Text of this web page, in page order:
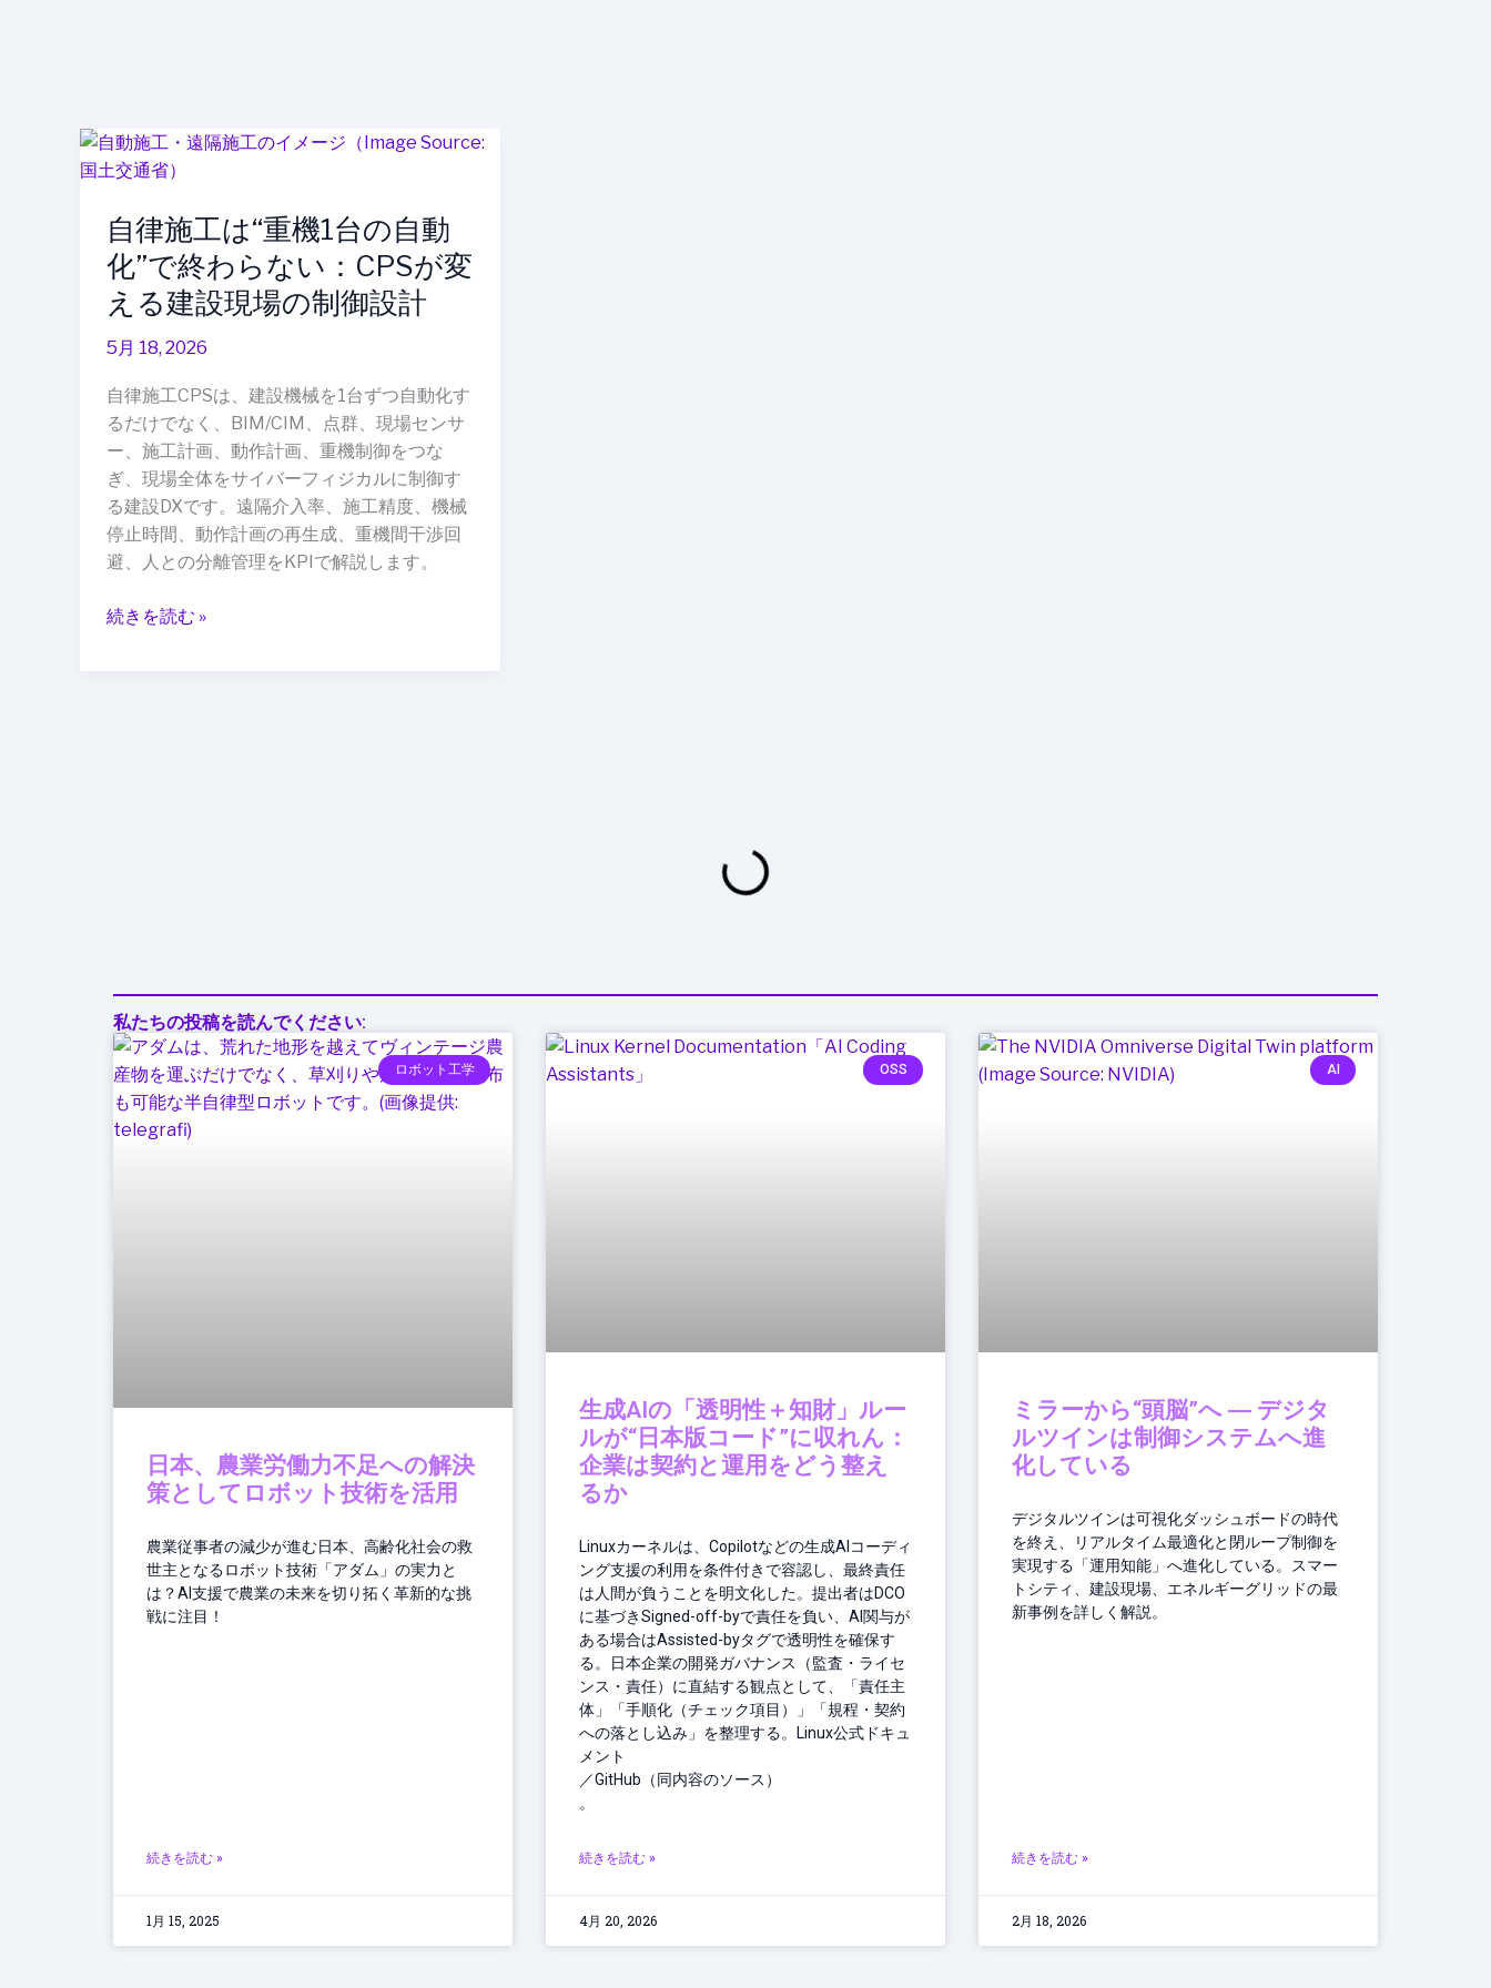
自律施工は“重機1台の自動
化”で終わらない：CPSが変
える建設現場の制御設計
5月 18, 2026
自律施工CPSは、建設機械を1台ずつ自動化す
るだけでなく、BIM/CIM、点群、現場センサ
ー、施工計画、動作計画、重機制御をつな
ぎ、現場全体をサイバーフィジカルに制御す
る建設DXです。遠隔介入率、施工精度、機械
停止時間、動作計画の再生成、重機間干渉回
避、人との分離管理をKPIで解説します。
自
律
工
は“重
機
1
台
の
自
動
化”で
終
わ
ら
な
CPS
続きを読む »
私たちの投稿を読んでください:
ロボット工学
日本、農業労働力不足への解決
策としてロボット技術を活用
農業従事者の減少が進む日本、高齢化社会の救
世主となるロボット技術「アダム」の実力と
は？AI支援で農業の未来を切り拓く革新的な挑
戦に注目！
続きを読む »
1月 15, 2025
OSS
生成AIの「透明性＋知財」ルー
ルが“日本版コード”に収れん：
企業は契約と運用をどう整え
るか
Linuxカーネルは、Copilotなどの生成AIコーディ
ング支援の利用を条件付きで容認し、最終責任
は人間が負うことを明文化した。提出者はDCO
に基づきSigned-off-byで責任を負い、AI関与が
ある場合はAssisted-byタグで透明性を確保す
る。日本企業の開発ガバナンス（監査・ライセ
ンス・責任）に直結する観点として、「責任主
体」「手順化（チェック項目）」「規程・契約
への落とし込み」を整理する。Linux公式ドキュ
メント
／GitHub（同内容のソース）
。
続きを読む »
4月 20, 2026
AI
ミラーから“頭脳”へ ― デジタ
ルツインは制御システムへ進
化している
デジタルツインは可視化ダッシュボードの時代
を終え、リアルタイム最適化と閉ループ制御を
実現する「運用知能」へ進化している。スマー
トシティ、建設現場、エネルギーグリッドの最
新事例を詳しく解説。
続きを読む »
2月 18, 2026